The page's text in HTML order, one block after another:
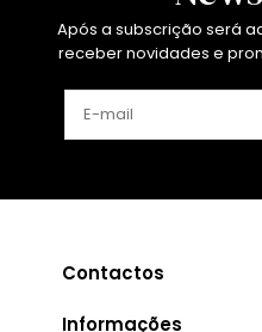
Após a subscrição será
receber novidades e
Contactos
Informações